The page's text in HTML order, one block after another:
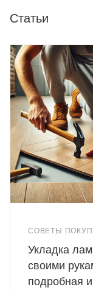
Статьи
СОВЕТЫ
Укладка
своими
подробная